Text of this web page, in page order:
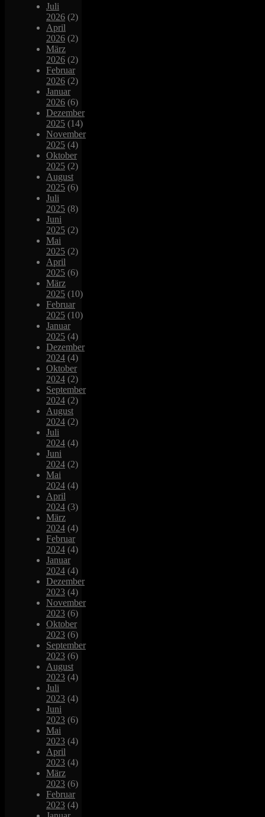
Juli
2026 (2)
April
2026 (2)
März
2026 (2)
Februar
2026 (2)
Januar
2026 (6)
Dezember
2025 (14)
November
2025 (4)
Oktober
2025 (2)
August
2025 (6)
Juli
2025 (8)
Juni
2025 (2)
Mai
2025 (2)
April
2025 (6)
März
2025 (10)
Februar
2025 (10)
Januar
2025 (4)
Dezember
2024 (4)
Oktober
2024 (2)
September
2024 (2)
August
2024 (2)
Juli
2024 (4)
Juni
2024 (2)
Mai
2024 (4)
April
2024 (3)
März
2024 (4)
Februar
2024 (4)
Januar
2024 (4)
Dezember
2023 (4)
November
2023 (6)
Oktober
2023 (6)
September
2023 (6)
August
2023 (4)
Juli
2023 (4)
Juni
2023 (6)
Mai
2023 (4)
April
2023 (4)
März
2023 (6)
Februar
2023 (4)